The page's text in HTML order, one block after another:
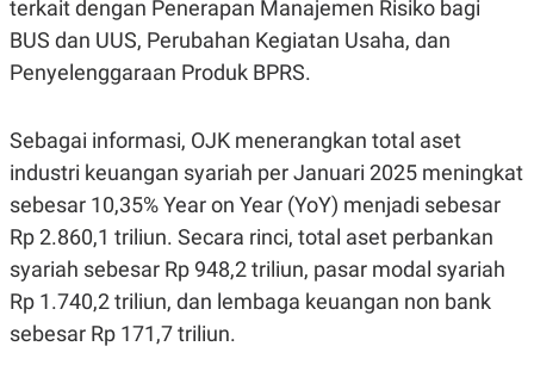
G
G
A
N
E
T
A
K
E
R
J
A
T
E
N
E
P
A
P
E
R
A
V
E
R
T
terkait dengan Penerapan Manajemen Risiko bagi
BUS dan UUS, Perubahan Kegiatan Usaha, dan
Penyelenggaraan Produk BPRS.
Sebagai informasi, OJK menerangkan total aset
industri keuangan syariah per Januari 2025 meningkat
sebesar 10,35% Year on Year (YoY) menjadi sebesar
Rp 2.860,1 triliun. Secara rinci, total aset perbankan
syariah sebesar Rp 948,2 triliun, pasar modal syariah
Rp 1.740,2 triliun, dan lembaga keuangan non bank
sebesar Rp 171,7 triliun.